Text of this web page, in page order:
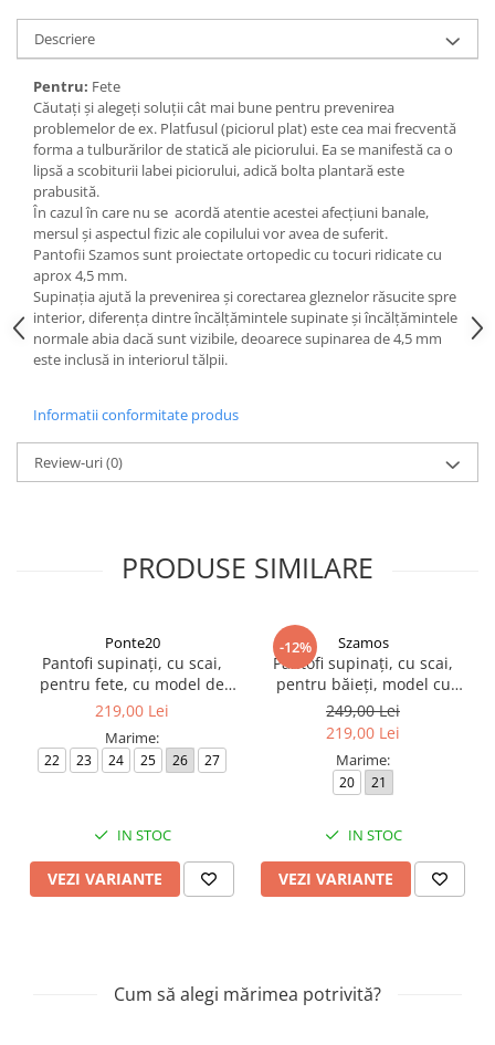
Descriere
Pentru: Fete
Căutați și alegeți soluţii cât mai bune pentru prevenirea
problemelor de ex. Platfusul (piciorul plat) este cea mai frecventă
forma a tulburărilor de statică ale piciorului. Ea se manifestă ca o
lipsă a scobiturii labei piciorului, adică bolta plantară este
prabusită.
În cazul în care nu se acordă atentie acestei afecţiuni banale,
mersul şi aspectul fizic ale copilului vor avea de suferit.
Pantofii Szamos sunt proiectate ortopedic cu tocuri ridicate cu
aprox 4,5 mm.
Supinația ajută la prevenirea și corectarea gleznelor răsucite spre
interior, diferența dintre încălțămintele supinate și încălțămintele
normale abia dacă sunt vizibile, deoarece supinarea de 4,5 mm
este inclusă in interiorul tălpii.
Informatii conformitate produs
Review-uri(0)
PRODUSE SIMILARE
Ponte20
Pantofi supinați, cu scai,
pentru fete, cu model de
palmier
219,00 Lei
Marime:
22 23 24 25 26 27
IN STOC
VEZI VARIANTE
-12% Szamos
Pantofi supinați, cu scai,
pentru băieți, model cu
dinosaur
249,00 Lei
219,00 Lei
Marime:
20 21
IN STOC
VEZI VARIANTE
Cum să alegi mărimea potrivită?